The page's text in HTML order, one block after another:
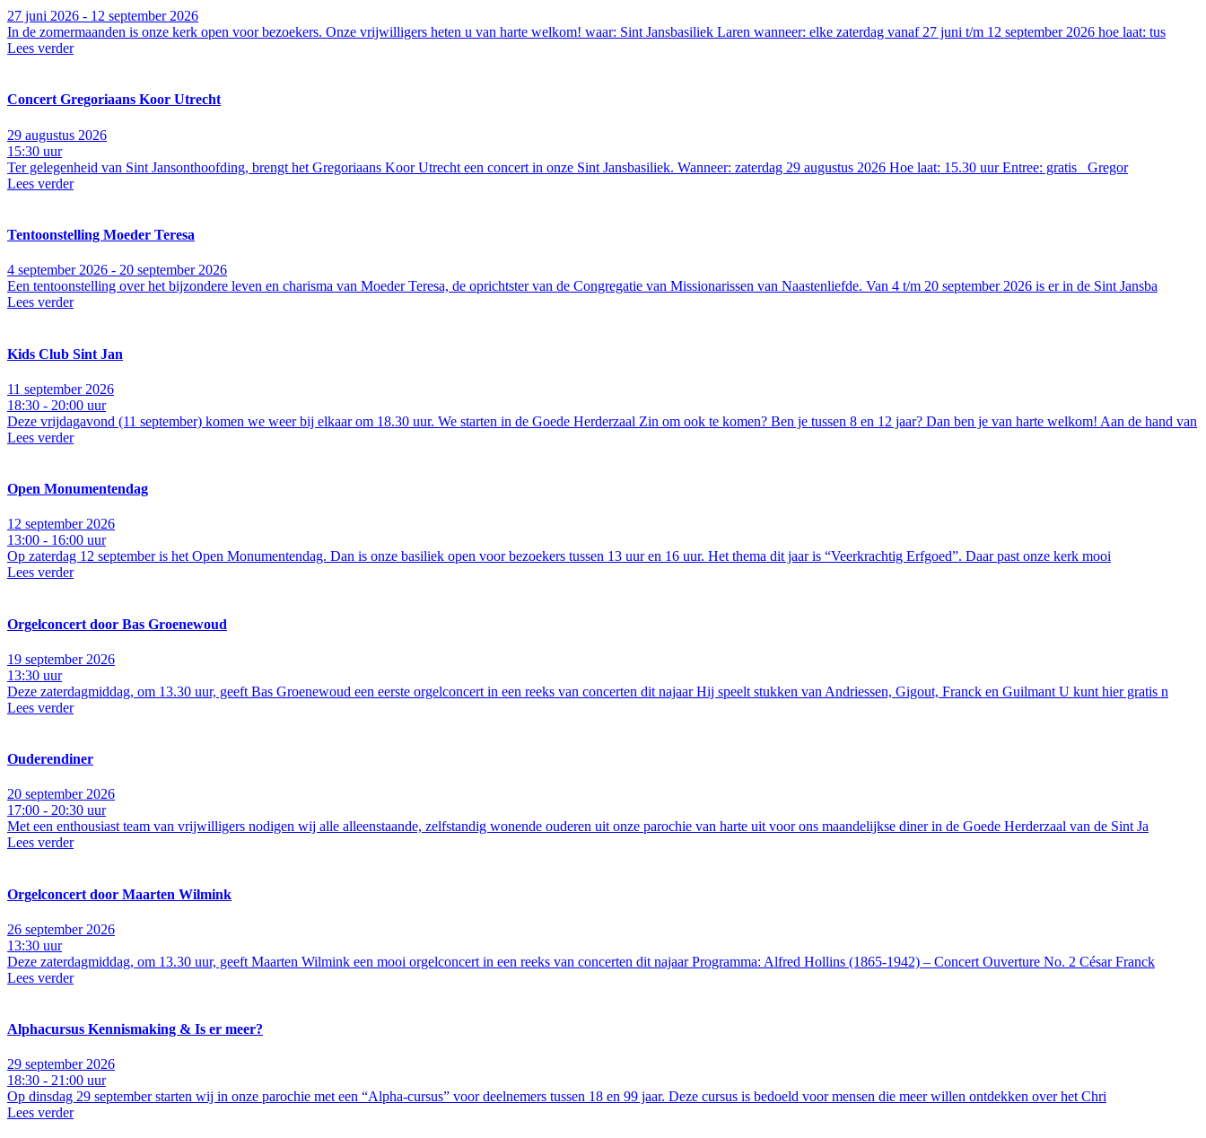
27 juni 2026 - 12 september 2026
In de zomermaanden is onze kerk open voor bezoekers. Onze vrijwilligers heten u van harte welkom! waar: Sint Jansbasiliek Laren wanneer: elke zaterdag vanaf 27 juni t/m 12 september 2026 hoe laat: tus
Lees verder
Concert Gregoriaans Koor Utrecht
29 augustus 2026
15:30 uur
Ter gelegenheid van Sint Jansonthoofding, brengt het Gregoriaans Koor Utrecht een concert in onze Sint Jansbasiliek. Wanneer: zaterdag 29 augustus 2026 Hoe laat: 15.30 uur Entree: gratis Gregor
Lees verder
Tentoonstelling Moeder Teresa
4 september 2026 - 20 september 2026
Een tentoonstelling over het bijzondere leven en charisma van Moeder Teresa, de oprichtster van de Congregatie van Missionarissen van Naastenliefde. Van 4 t/m 20 september 2026 is er in de Sint Jansba
Lees verder
Kids Club Sint Jan
11 september 2026
18:30 - 20:00 uur
Deze vrijdagavond (11 september) komen we weer bij elkaar om 18.30 uur. We starten in de Goede Herderzaal Zin om ook te komen? Ben je tussen 8 en 12 jaar? Dan ben je van harte welkom! Aan de hand van
Lees verder
Open Monumentendag
12 september 2026
13:00 - 16:00 uur
Op zaterdag 12 september is het Open Monumentendag. Dan is onze basiliek open voor bezoekers tussen 13 uur en 16 uur. Het thema dit jaar is “Veerkrachtig Erfgoed”. Daar past onze kerk mooi
Lees verder
Orgelconcert door Bas Groenewoud
19 september 2026
13:30 uur
Deze zaterdagmiddag, om 13.30 uur, geeft Bas Groenewoud een eerste orgelconcert in een reeks van concerten dit najaar Hij speelt stukken van Andriessen, Gigout, Franck en Guilmant U kunt hier gratis n
Lees verder
Ouderendiner
20 september 2026
17:00 - 20:30 uur
Met een enthousiast team van vrijwilligers nodigen wij alle alleenstaande, zelfstandig wonende ouderen uit onze parochie van harte uit voor ons maandelijkse diner in de Goede Herderzaal van de Sint Ja
Lees verder
Orgelconcert door Maarten Wilmink
26 september 2026
13:30 uur
Deze zaterdagmiddag, om 13.30 uur, geeft Maarten Wilmink een mooi orgelconcert in een reeks van concerten dit najaar Programma: Alfred Hollins (1865-1942) – Concert Ouverture No. 2 César Franck
Lees verder
Alphacursus Kennismaking & Is er meer?
29 september 2026
18:30 - 21:00 uur
Op dinsdag 29 september starten wij in onze parochie met een “Alpha-cursus” voor deelnemers tussen 18 en 99 jaar. Deze cursus is bedoeld voor mensen die meer willen ontdekken over het Chri
Lees verder